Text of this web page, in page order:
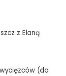
z Elaną
(do